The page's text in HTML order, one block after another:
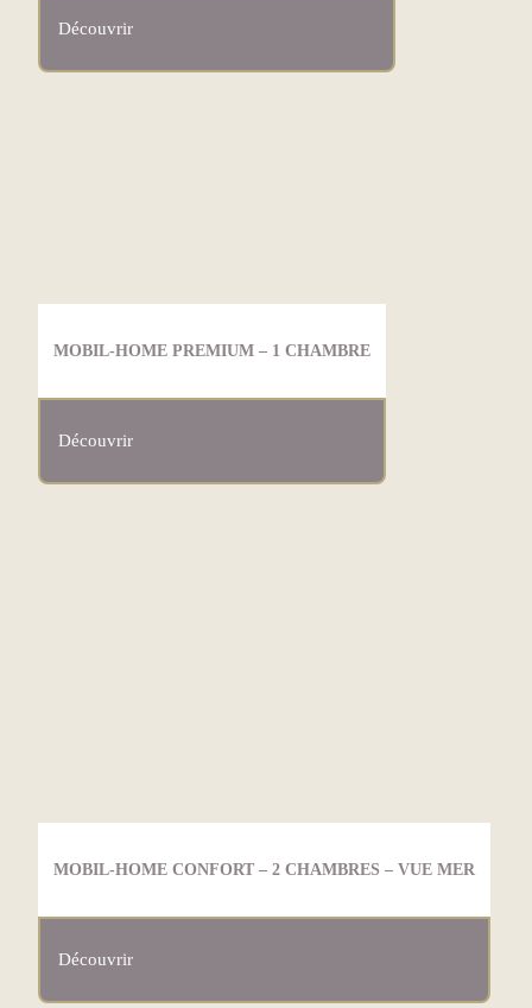
Découvrir
MOBIL-HOME PREMIUM – 1 CHAMBRE
Découvrir
MOBIL-HOME CONFORT – 2 CHAMBRES – VUE MER
Découvrir